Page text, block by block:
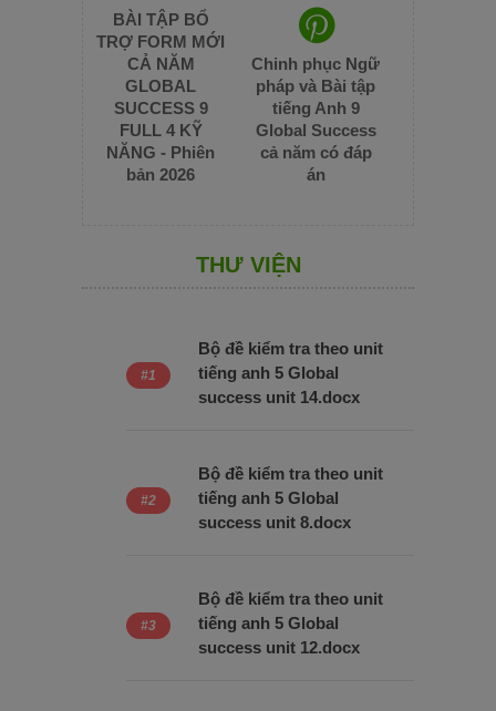
BÀI TẬP BỔ
TRỢ FORM MỚI
CẢ NĂM
GLOBAL
SUCCESS 9
FULL 4 KỸ
NĂNG - Phiên
bản 2026
Chinh phục Ngữ
pháp và Bài tập
tiếng Anh 9
Global Success
cả năm có đáp
án
THƯ VIỆN
Bộ đề kiểm tra theo unit
tiếng anh 5 Global
success unit 14.docx
Bộ đề kiểm tra theo unit
tiếng anh 5 Global
success unit 8.docx
Bộ đề kiểm tra theo unit
tiếng anh 5 Global
success unit 12.docx